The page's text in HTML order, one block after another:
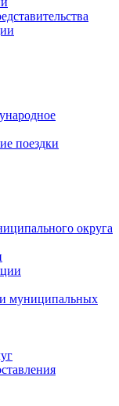
поездки
округа
и муниципальных